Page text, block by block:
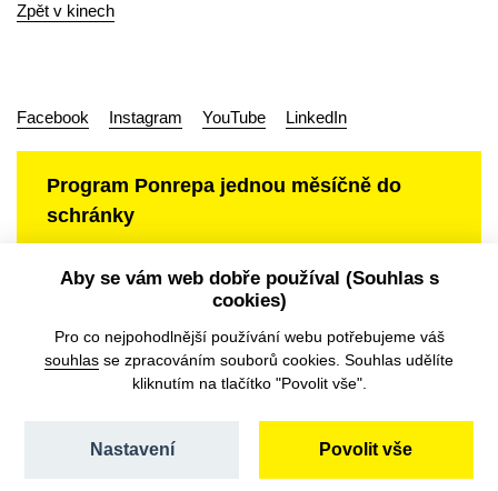
Zpět v kinech
Facebook Instagram YouTube LinkedIn
Program Ponrepa jednou měsíčně do
schránky
Aby se vám web dobře používal (Souhlas s
cookies)
Pro co nejpohodlnější používání webu potřebujeme váš
souhlas se zpracováním souborů cookies. Souhlas udělíte
kliknutím na tlačítko "Povolit vše".
Povolit vše
Nastavení